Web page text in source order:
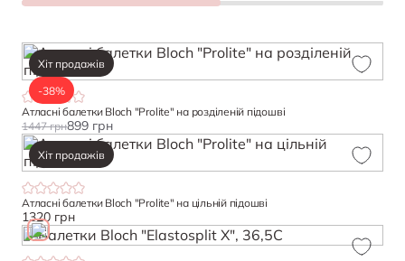
Хіт продажів
-38%
Атласні балетки Bloch "Prolite" на розділеній підошві
1447 грн899 грн
Хіт продажів
Атласні балетки Bloch "Prolite" на цільній підошві
1320 грн